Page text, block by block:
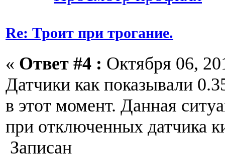
Re: Троит при трогание.
« Ответ #4 : Октября 06,
Датчики как показывали
в этот момент. Данная
при отключенных датчика
Записан